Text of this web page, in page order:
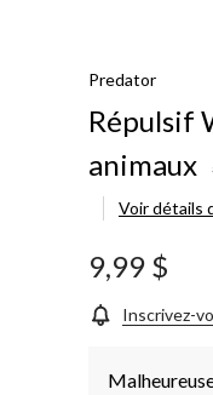
Predator
Répulsif
animaux
Voir détails
9,99 $
Inscrivez-